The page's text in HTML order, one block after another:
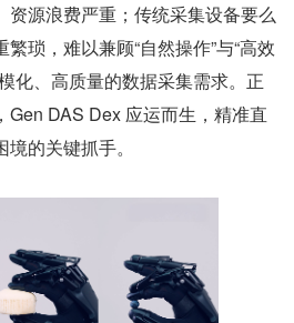
资源浪费严重；传统采集设备要么
琐，难以兼顾“自然操作”与“高效
化、高质量的数据采集需求。正
Gen DAS Dex 应运而生，精准直
的关键抓手。